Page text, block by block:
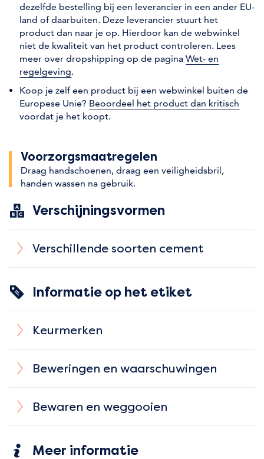
dezelfde bestelling bij een leverancier in een ander EU-
land of daarbuiten. Deze leverancier stuurt het
product dan naar je op. Hierdoor kan de webwinkel
niet de kwaliteit van het product controleren. Lees
meer over dropshipping op de paginaWet- en
regelgeving.
Koop je zelf een product bij een webwinkel buiten de
Europese Unie? Beoordeel het product dan kritisch
voordat je het koopt.
Voorzorgs­maatregelen
Draag handschoenen, draag een veiligheidsbril ,
handen wassen na gebruik.
Verschijningsvormen
Verschillende soorten cement
Informatie op het etiket
Keurmerken
Beweringen en waarschuwingen
Bewaren en weggooien
Meer informatie